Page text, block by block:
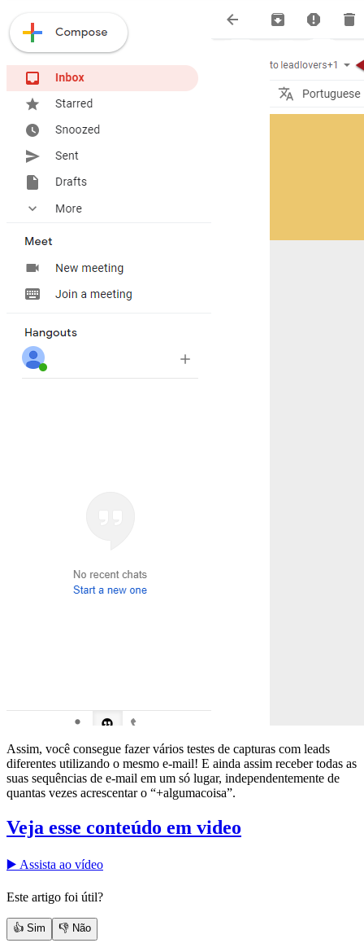
Assim, você consegue fazer vários testes de capturas com leads
diferentes utilizando o mesmo e-mail! E ainda assim receber todas as
suas sequências de e-mail em um só lugar, independentemente de
quantas vezes acrescentar o “+algumacoisa”.
Veja esse conteúdo em video
▶️ Assista ao vídeo
Este artigo foi útil?
👍 Sim 👎 Não